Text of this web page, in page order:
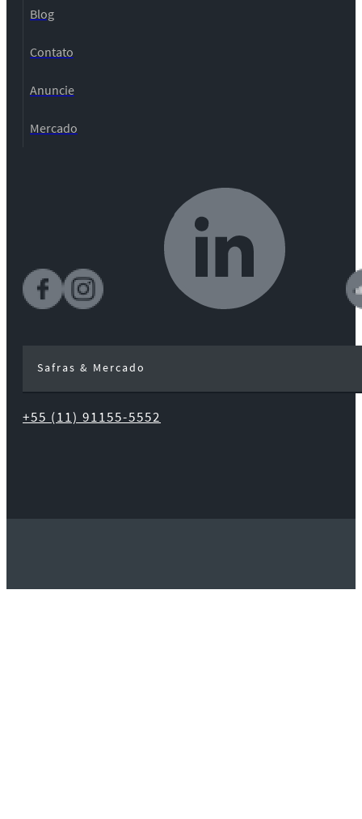
Blog
Contato
Anuncie
Mercado
Safras & Mercado
+55 (11) 91155-5552